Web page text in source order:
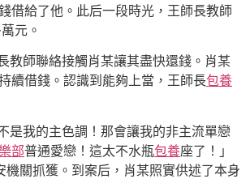
借給了他。此后一段時光，王師長教師
元。
教師聯絡接觸肖某讓其盡快還錢。肖某
續借錢。認識到能夠上當，王師長包養
是我的主色調！那會讓我的非主流單戀
部普通愛戀！這太不水瓶包養座了！」
機關抓獲。到案后，肖某照實供述了本身